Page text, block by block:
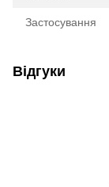
Застосування
Відгуки